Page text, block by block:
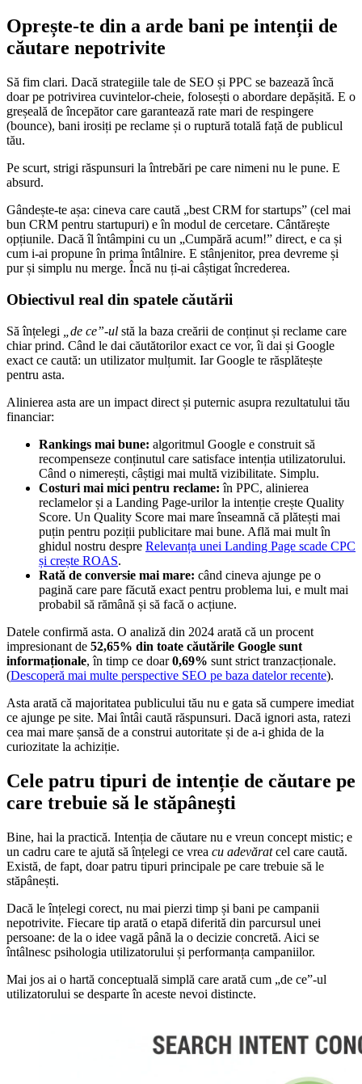
Oprește-te din a arde bani pe intenții de
căutare nepotrivite
Să fim clari. Dacă strategiile tale de SEO și PPC se bazează încă
doar pe potrivirea cuvintelor-cheie, folosești o abordare depășită. E o
greșeală de începător care garantează rate mari de respingere
(bounce), bani irosiți pe reclame și o ruptură totală față de publicul
tău.
Pe scurt, strigi răspunsuri la întrebări pe care nimeni nu le pune. E
absurd.
Gândește-te așa: cineva care caută „best CRM for startups” (cel mai
bun CRM pentru startupuri) e în modul de cercetare. Cântărește
opțiunile. Dacă îl întâmpini cu un „Cumpără acum!” direct, e ca și
cum i-ai propune în prima întâlnire. E stânjenitor, prea devreme și
pur și simplu nu merge. Încă nu ți-ai câștigat încrederea.
Obiectivul real din spatele căutării
Să înțelegi „de ce”-ul stă la baza creării de conținut și reclame care
chiar prind. Când le dai căutătorilor exact ce vor, îi dai și Google
exact ce caută: un utilizator mulțumit. Iar Google te răsplătește
pentru asta.
Alinierea asta are un impact direct și puternic asupra rezultatului tău
financiar:
Rankings mai bune: algoritmul Google e construit să
recompenseze conținutul care satisface intenția utilizatorului.
Când o nimerești, câștigi mai multă vizibilitate. Simplu.
Costuri mai mici pentru reclame: în PPC, alinierea
reclamelor și a Landing Page-urilor la intenție crește Quality
Score. Un Quality Score mai mare înseamnă că plătești mai
puțin pentru poziții publicitare mai bune. Află mai mult în
ghidul nostru despre Relevanța unei Landing Page scade CPC
și crește ROAS.
Rată de conversie mai mare: când cineva ajunge pe o
pagină care pare făcută exact pentru problema lui, e mult mai
probabil să rămână și să facă o acțiune.
Datele confirmă asta. O analiză din 2024 arată că un procent
impresionant de 52,65% din toate căutările Google sunt
informaționale, în timp ce doar0,69% sunt strict tranzacționale.
(Descoperă mai multe perspective SEO pe baza datelor recente).
Asta arată că majoritatea publicului tău nu e gata să cumpere imediat
ce ajunge pe site. Mai întâi caută răspunsuri. Dacă ignori asta, ratezi
cea mai mare șansă de a construi autoritate și de a-i ghida de la
curiozitate la achiziție.
Cele patru tipuri de intenție de căutare pe
care trebuie să le stăpânești
Bine, hai la practică. Intenția de căutare nu e vreun concept mistic; e
un cadru care te ajută să înțelegi ce vrea cu adevăratcel care caută.
Există, de fapt, doar patru tipuri principale pe care trebuie să le
stăpânești.
Dacă le înțelegi corect, nu mai pierzi timp și bani pe campanii
nepotrivite. Fiecare tip arată o etapă diferită din parcursul unei
persoane: de la o idee vagă până la o decizie concretă. Aici se
întâlnesc psihologia utilizatorului și performanța campaniilor.
Mai jos ai o hartă conceptuală simplă care arată cum „de ce”-ul
utilizatorului se desparte în aceste nevoi distincte.